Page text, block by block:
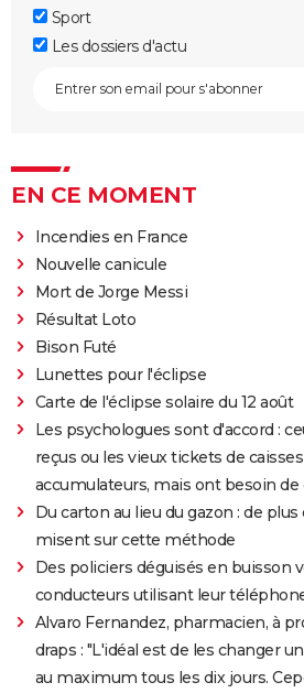
Sport
Les dossiers d'actu
EN CE MOMENT
Incendies en France
Nouvelle canicule
Mort de Jorge Messi
Résultat Loto
Bison Futé
Lunettes pour l'éclipse
Carte de l'éclipse solaire du 12 août
Les psychologues sont d'accord :
reçus ou les vieux tickets de
accumulateurs, mais ont besoin de
Du carton au lieu du gazon : de
misent sur cette méthode
Des policiers déguisés en buisson
conducteurs utilisant leur
Alvaro Fernandez, pharmacien, à
draps : "L'idéal est de les changer
au maximum tous les dix jours.